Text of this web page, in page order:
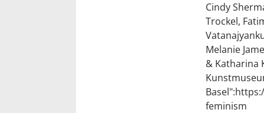
Cindy
Trockel,
Melanie
& Katharina
feminism